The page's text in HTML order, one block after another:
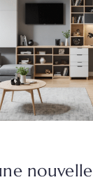
nouvelle